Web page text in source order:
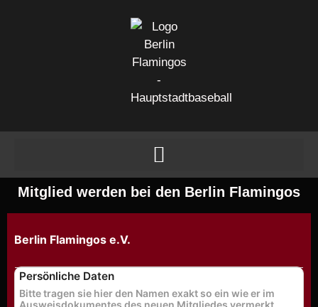
Mitglied werden bei den Berlin Flamingos